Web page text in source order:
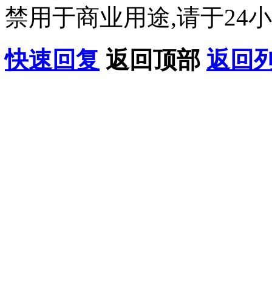
禁用于商业用途,请于24
快速回复 返回顶部 返回